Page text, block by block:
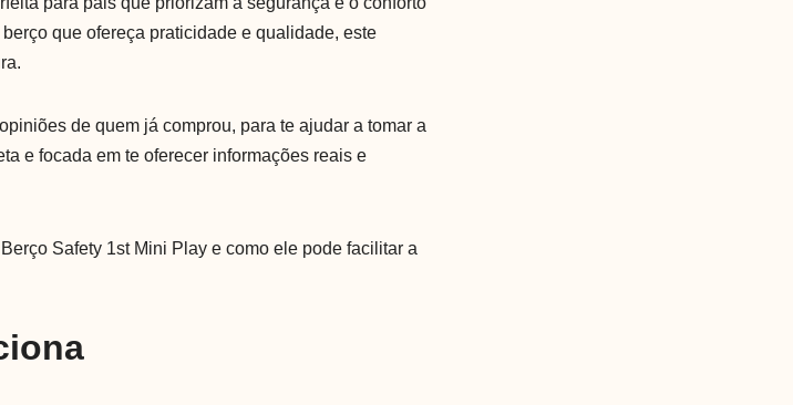
que ofereça praticidade e qualidade, este
de quem já comprou, para te ajudar a tomar a
e focada em te oferecer informações reais e
Safety 1st Mini Play e como ele pode facilitar a